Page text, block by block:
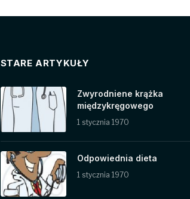
STARE ARTYKUŁY
Zwyrodniene krążka
międzykręgowego
1 stycznia 1970
Odpowiednia dieta
1 stycznia 1970